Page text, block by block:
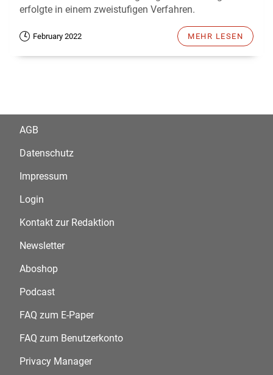
erfolgte in einem zweistufigen Verfahren.
February 2022 MEHR LESEN
AGB
Datenschutz
Impressum
Login
Kontakt zur Redaktion
Newsletter
Aboshop
Podcast
FAQ zum E-Paper
FAQ zum Benutzerkonto
Privacy Manager